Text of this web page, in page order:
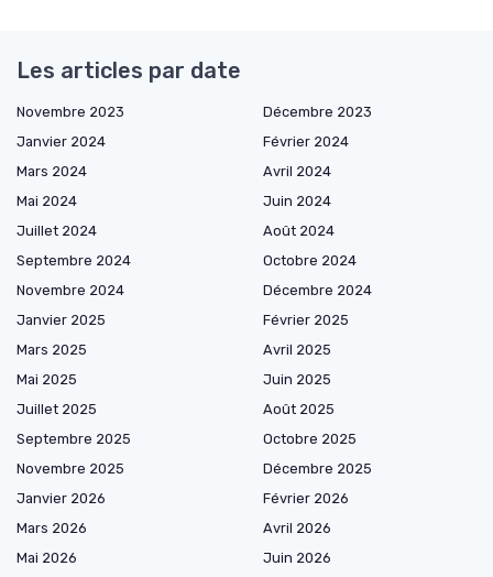
Les articles par date
Novembre 2023
Décembre 2023
Janvier 2024
Février 2024
Mars 2024
Avril 2024
Mai 2024
Juin 2024
Juillet 2024
Août 2024
Septembre 2024
Octobre 2024
Novembre 2024
Décembre 2024
Janvier 2025
Février 2025
Mars 2025
Avril 2025
Mai 2025
Juin 2025
Juillet 2025
Août 2025
Septembre 2025
Octobre 2025
Novembre 2025
Décembre 2025
Janvier 2026
Février 2026
Mars 2026
Avril 2026
Mai 2026
Juin 2026